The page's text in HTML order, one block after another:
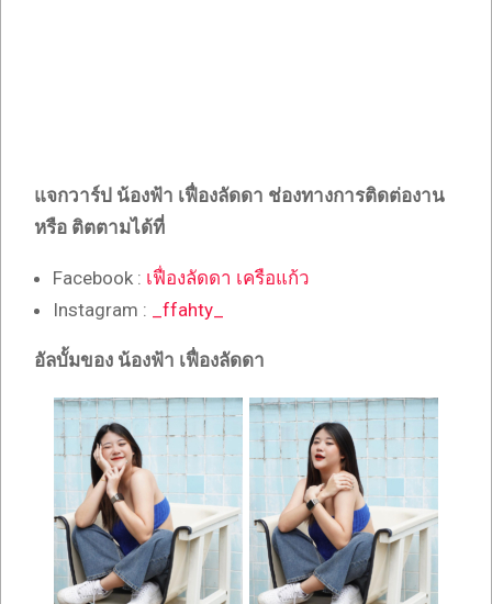
แจกวาร์ป น้องฟ้า เฟื่องลัดดา ช่องทางการติดต่องาน
หรือ ติตตามได้ที่
Facebook : เฟื่องลัดดา เครือแก้ว
Instagram :
_ffahty_
อัลบั้มของ น้องฟ้า เฟื่องลัดดา